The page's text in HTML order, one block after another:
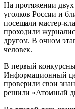
На протяжении
уголков России и
посещали мастер-
проходили
другом. В очном
человек.
В первый
Информационный
проверили свои
решили «Атомный